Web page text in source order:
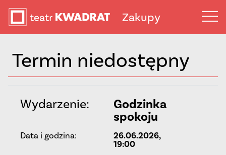
Zakupy
Termin niedostępny
Wydarzenie:
Godzinka
spokoju
Data i godzina:
26.06.2026,
19:00